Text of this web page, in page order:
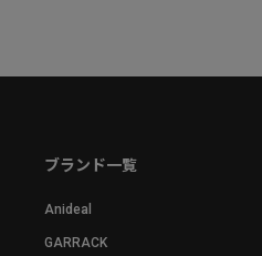
ブランド一覧
Anideal
GARRACK